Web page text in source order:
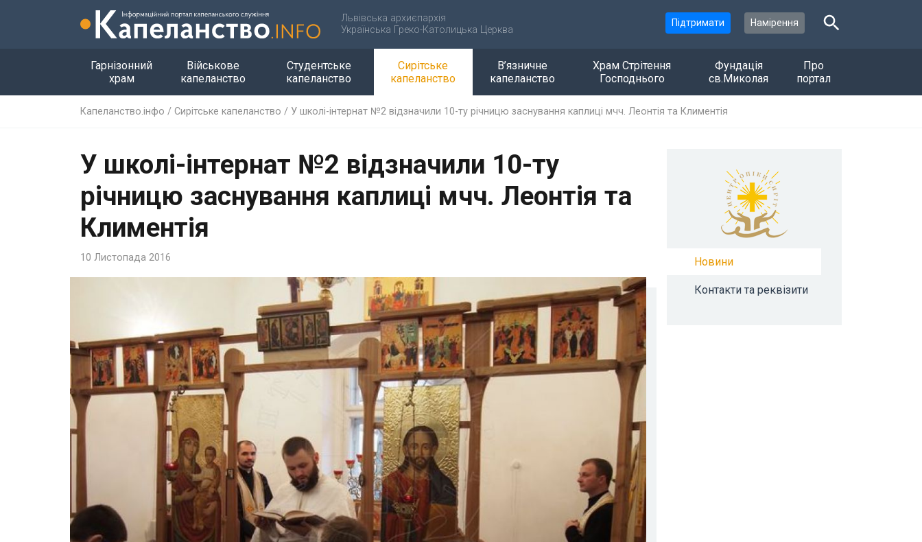
Львівська архиєпархія
Українська Греко-Католицька Церква
Підтримати Намірення
Гарнізонний
храм
Військове
капеланство
Студентське
капеланство
Сирітське
капеланство
В’язничне
капеланство
Храм Стрітення
Господнього
Фундація
св.Миколая
Про
портал
Капеланство.інфо / Сирітське капеланство / У школі-інтернат №2 відзначили 10-ту річницю заснування каплиці мчч. Леонтія та Климентія
У школі-інтернат №2 відзначили 10-ту
річницю заснування каплиці мчч. Леонтія та
Климентія
10 Листопада 2016 Новини
Контакти та реквізити